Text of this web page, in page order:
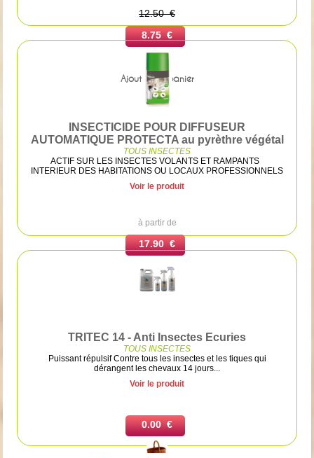
12.50 €
8.75 €
Ajouter au panier
INSECTICIDE POUR DIFFUSEUR
AUTOMATIQUE PROTECTA au pyrèthre végétal
TOUS INSECTES
ACTIF SUR LES INSECTES VOLANTS ET RAMPANTS
INTERIEUR DES HABITATIONS OU LOCAUX PROFESSIONNELS
Voir le produit
à partir de
17.90 €
TRITEC 14 - Anti Insectes Ecuries
TOUS INSECTES
Puissant répulsif Contre tous les insectes et les tiques qui
dérangent les chevaux 14 jours...
Voir le produit
0.00 €